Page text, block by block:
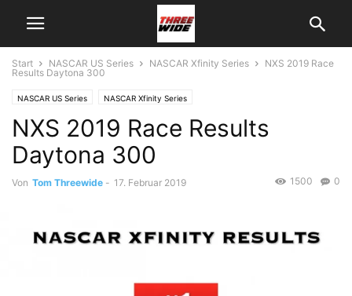
Start NASCAR US Series NASCAR Xfinity Series
NXS 2019 Race
Results Daytona 300
NASCAR US Series NASCAR Xfinity Series
NXS 2019 Race Results
Daytona 300
Von Tom Threewide - 17. Februar 2019 0
1500